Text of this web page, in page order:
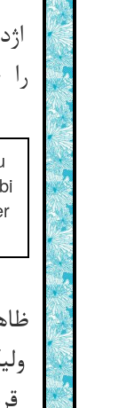
قرص مه دورست نیک